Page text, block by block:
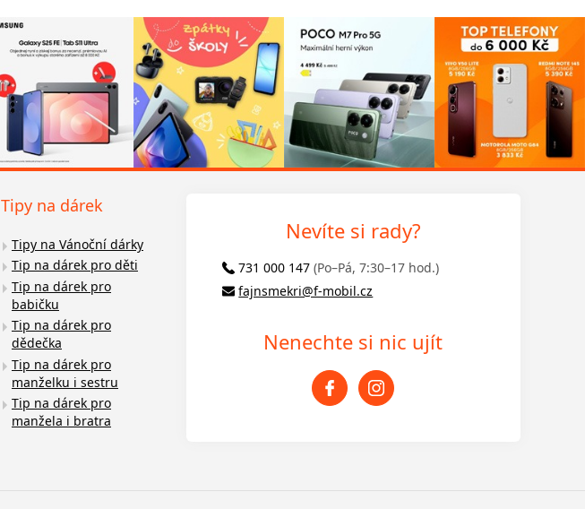
Tipy na dárek
Tipy na Vánoční dárky
Tip na dárek pro děti
Tip na dárek pro
babičku
Tip na dárek pro
dědečka
Tip na dárek pro
manželku i sestru
Tip na dárek pro
manžela i bratra
Nevíte si rady?
731 000 147 (Po–Pá, 7:30–17 hod.)
fajnsmekri@f-mobil.cz
Nenechte si nic ujít